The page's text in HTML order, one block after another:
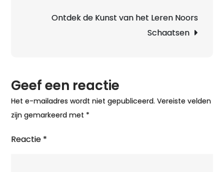
Ontdek de Kunst van het Leren Noors
Schaatsen
Geef een reactie
Het e-mailadres wordt niet gepubliceerd. Vereiste velden
zijn gemarkeerd met *
Reactie *